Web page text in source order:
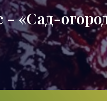
«Сад-